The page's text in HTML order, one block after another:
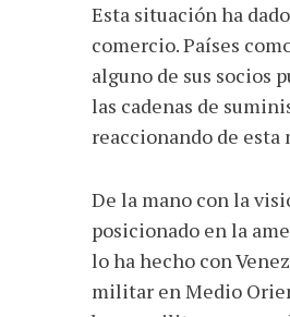
Esta situación ha
comercio. Países
alguno de sus socios
las cadenas de
reaccionando de
De la mano con la
posicionado en la
lo ha hecho con
militar en Medio